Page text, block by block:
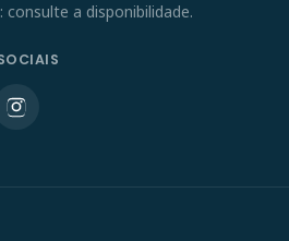
consulte a disponibilidade.